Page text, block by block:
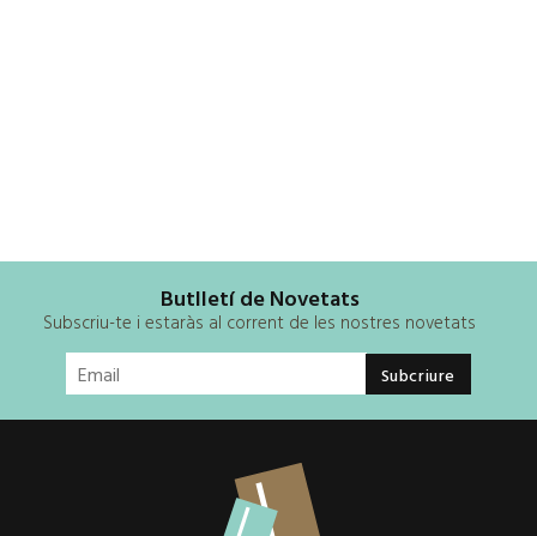
Butlletí de Novetats
Subscriu-te i estaràs al corrent de les nostres novetats